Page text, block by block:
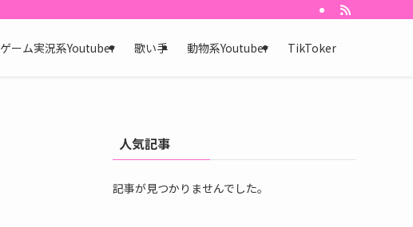
ゲーム実況系Youtuber 歌い手 動物系Youtuber TikToker
人気記事
記事が見つかりませんでした。